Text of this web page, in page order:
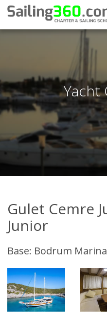
Yacht
Gulet Cemre
Junior
Base: Bodrum